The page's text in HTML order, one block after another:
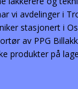
vi avdelinger i
stasjonert i
av PPG
produkter på